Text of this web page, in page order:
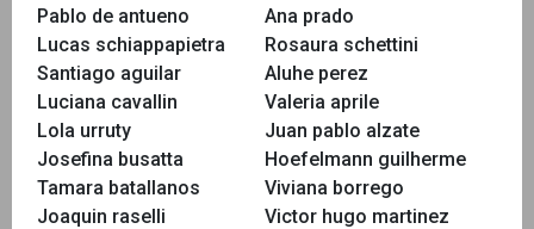
Pablo de antueno
Lucas schiappapietra
Santiago aguilar
Luciana cavallin
Lola urruty
Josefina busatta
Tamara batallanos
Joaquin raselli
Ana prado
Rosaura schettini
Aluhe perez
Valeria aprile
Juan pablo alzate
Hoefelmann guilherme
Viviana borrego
Victor hugo martinez